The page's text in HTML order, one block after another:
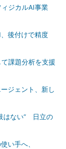
ジカルAI事業
後付けで精度
課題分析を支援
ジェント、新し
はない” 日立の
い手へ、